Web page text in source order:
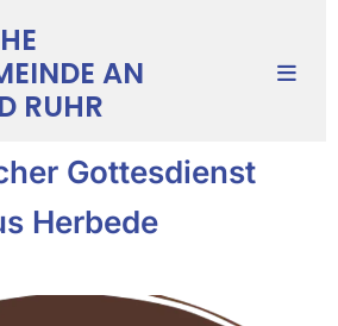
AN
RUHR
Gottesdienst
Herbede